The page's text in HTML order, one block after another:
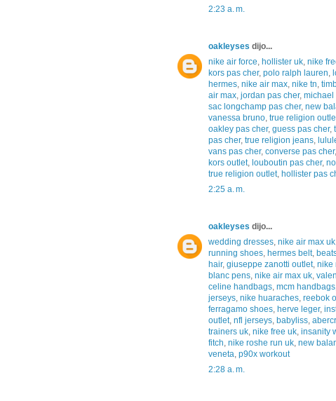
2:23 a. m.
oakleyses dijo...
nike air force, hollister uk, nike
kors pas cher, polo ralph lauren,
hermes, nike air max, nike tn,
air max, jordan pas cher, michael
sac longchamp pas cher, new
vanessa bruno, true religion
oakley pas cher, guess pas cher,
pas cher, true religion jeans,
vans pas cher, converse pas cher,
kors outlet, louboutin pas cher,
true religion outlet, hollister pas
2:25 a. m.
oakleyses dijo...
wedding dresses, nike air max uk
running shoes, hermes belt,
hair, giuseppe zanotti outlet, nike
blanc pens, nike air max uk,
celine handbags, mcm handbags
jerseys, nike huaraches, reebok
ferragamo shoes, herve leger,
outlet, nfl jerseys, babyliss,
trainers uk, nike free uk, insanity
fitch, nike roshe run uk, new
veneta, p90x workout
2:28 a. m.